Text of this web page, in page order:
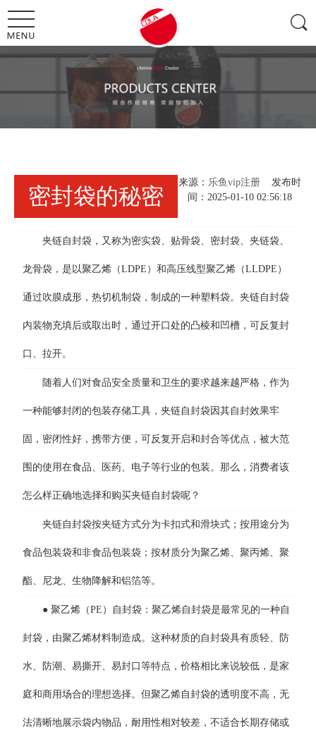
密封袋的秘密
来源： 乐鱼vip注册 发布时
间：2025-01-10 02:56:18
夹链自封袋，又称为密实袋、贴骨袋、密封袋、夹链袋、
龙骨袋，是以聚乙烯（LDPE）和高压线型聚乙烯（LLDPE）
通过吹膜成形，热切机制袋，制成的一种塑料袋。夹链自封袋
内装物充填后或取出时，通过开口处的凸棱和凹槽，可反复封
口、拉开。
随着人们对食品安全质量和卫生的要求越来越严格，作为
一种能够封闭的包装存储工具，夹链自封袋因其自封效果牢
固，密闭性好，携带方便，可反复开启和封合等优点，被大范
围的使用在食品、医药、电子等行业的包装。那么，消费者该
怎么样正确地选择和购买夹链自封袋呢？
夹链自封袋按夹链方式分为卡扣式和滑块式；按用途分为
食品包装袋和非食品包装袋；按材质分为聚乙烯、聚丙烯、聚
酯、尼龙、生物降解和铝箔等。
● 聚乙烯（PE）自封袋：聚乙烯自封袋是最常见的一种自
封袋，由聚乙烯材料制造成。这种材质的自封袋具有质轻、防
水、防潮、易撕开、易封口等特点，价格相比来说较低，是家
庭和商用场合的理想选择。但聚乙烯自封袋的透明度不高，无
法清晰地展示袋内物品，耐用性相对较差，不适合长期存储或